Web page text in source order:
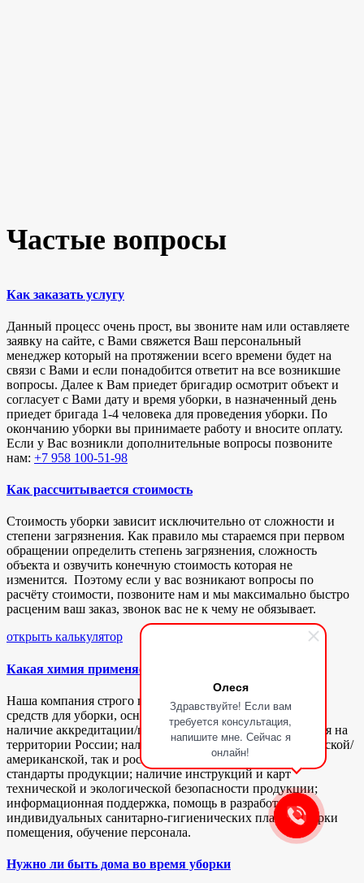
Олеся
Здравствуйте! Если вам
требуется консультация,
напишите мне. Сейчас я
онлайн!
Частые вопросы
Как заказать услугу
Данный процесс очень прост, вы звоните нам или оставляете
заявку на сайте, с Вами свяжется Ваш персональный
менеджер который на протяжении всего времени будет на
связи с Вами и если понадобится ответит на все возникшие
вопросы. Далее к Вам приедет бригадир осмотрит объект и
согласует с Вами дату и время уборки, в назначенный день
приедет бригада 1-4 человека для проведения уборки. По
окончанию уборки вы принимаете работу и вносите оплату.
Если у Вас возникли дополнительные вопросы позвоните
нам: +7 958 100-51-98
Как рассчитывается стоимость
Стоимость уборки зависит исключительно от сложности и
степени загрязнения. Как правило мы стараемся при первом
обращении определить степень загрязнения, сложность
объекта и озвучить конечную стоимость которая не
изменится. Поэтому если у вас возникают вопросы по
расчёту стоимости, позвоните нам и мы максимально быстро
расценим ваш заказ, звонок вас не к чему не обязывает.
открыть калькулятор
Какая химия применяется
Наша компания строго подходит к выбору поставщика
средств для уборки, основными критериям являются: -
наличие аккредитации/права представлять производителя на
территории России; наличие сертификации, как европейской/
американской, так и российской; высокие экологические
стандарты продукции; наличие инструкций и карт
технической и экологической безопасности продукции;
информационная поддержка, помощь в разработке
индивидуальных санитарно-гигиенических планов уборки
помещения, обучение персонала.
Нужно ли быть дома во время уборки